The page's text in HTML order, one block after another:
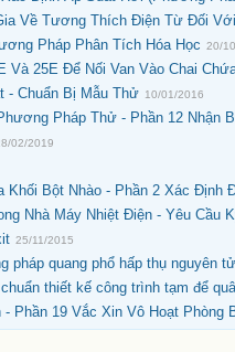
Về Tương Thích Điện Từ Đối
Pháp Phân Tích Hóa Học 20/
Và 25E Để Nối Van Vào Chai
- Chuẩn Bị Mẫu Thử 10/01/2016
Pháp Thử - Phần 12 Nhận
02/2019
Khối Bột Nhào - Phần 2 Xác Định
Nhà Máy Nhiệt Điện - Yêu Cầu
25/11/2015
pháp quang phổ hấp thụ nguyên
thiết kế công trình tạm để
Phần 19 Vắc Xin Vô Hoạt Phòng